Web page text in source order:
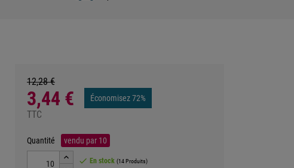
12,28 €
3,44 € Économisez 72%
TTC
Quantité vendu par 10
 En stock (14 Produits)